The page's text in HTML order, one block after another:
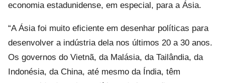
economia estadunidense, em especial, para a Ásia.
“A Ásia foi muito eficiente em desenhar políticas para
desenvolver a indústria dela nos últimos 20 a 30 anos.
Os governos do Vietnã, da Malásia, da Tailândia, da
Indonésia, da China, até mesmo da Índia, têm